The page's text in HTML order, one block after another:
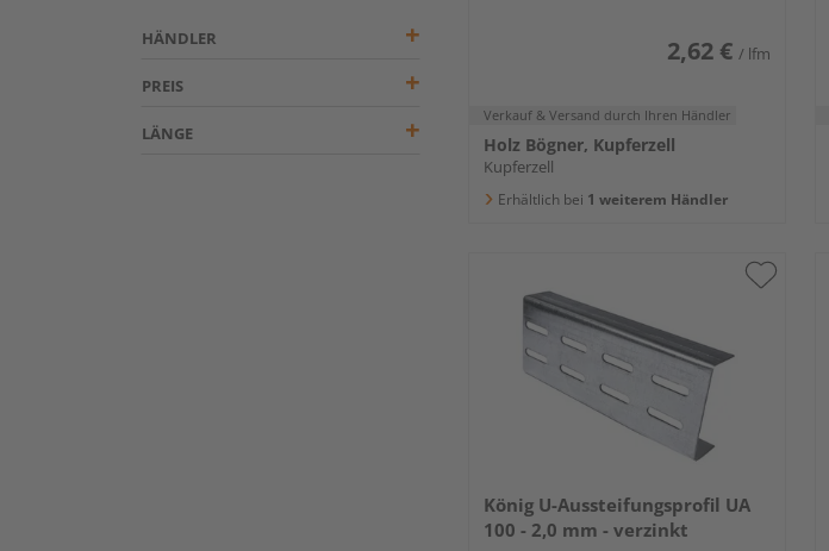
HÄNDLER
PREIS
LÄNGE
2,62 € / lfm
Verkauf & Versand durch Ihren Händler
Holz Bögner, Kupferzell
Kupferzell
Erhältlich bei 1 weiterem Händler
König U-Aussteifungsprofil UA
100 - 2,0 mm - verzinkt